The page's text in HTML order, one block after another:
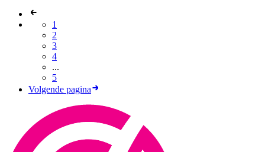
1
2
3
4
...
5
Volgende pagina